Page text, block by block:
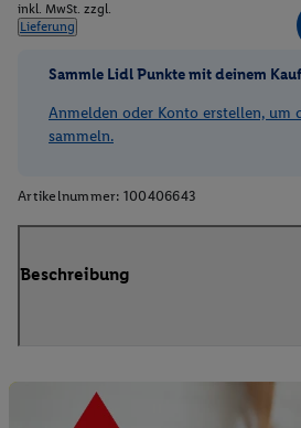
inkl. MwSt. zzgl.
Lieferung
Sammle Lidl Punkte mit deinem
Anmelden oder Konto erstellen, um
sammeln.
Artikelnummer: 100406643
Beschreibung